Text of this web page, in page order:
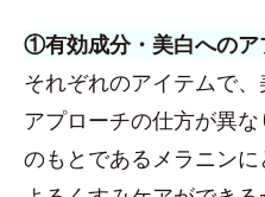
①有効成分・美白へのア
それぞれのアイテムで
アプローチの仕方が異
のもとであるメラニン